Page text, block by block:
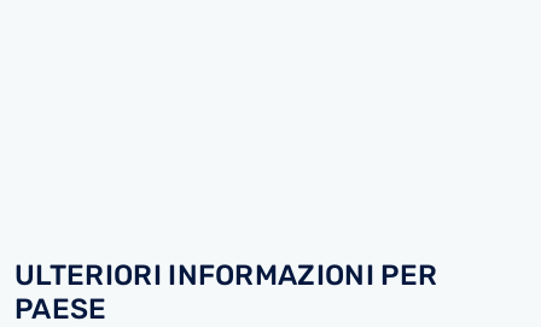
ULTERIORI INFORMAZIONI PER
PAESE